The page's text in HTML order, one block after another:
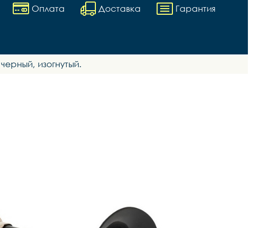
Оплата Доставка Гарантия
изогнутый.